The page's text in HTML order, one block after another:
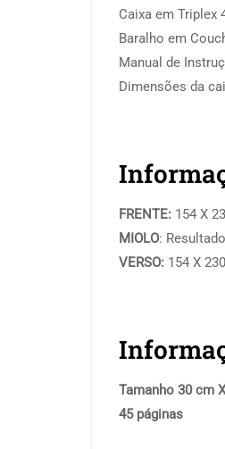
Caixa em Triplex
Baralho em
Manual de
Dimensões da
FRENTE: 154 X
MIOLO:
VERSO: 154 X
Tamanho 30 cm
45 páginas